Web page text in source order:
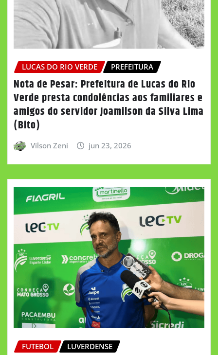
LUCAS DO RIO VERDE PREFEITURA
Nota de Pesar: Prefeitura de Lucas do Rio
Verde presta condolências aos familiares e
amigos do servidor Joamilson da Silva Lima
(Bito)
Vilson Zeni jun 23, 2026
FUTEBOL LUVERDENSE